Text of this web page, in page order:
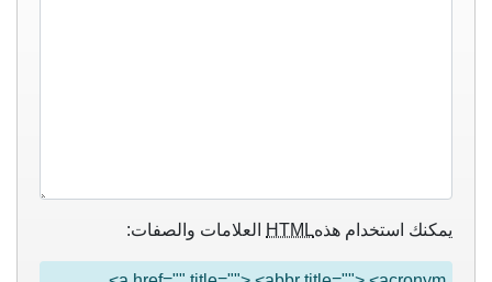
يمكنك استخدام هذهHTML العلامات والصفات: